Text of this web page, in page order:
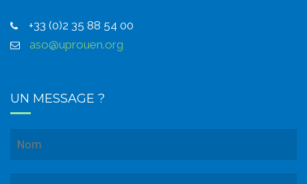
+33 (0)2 35 88 54 00
aso@uprouen.org
UN MESSAGE ?